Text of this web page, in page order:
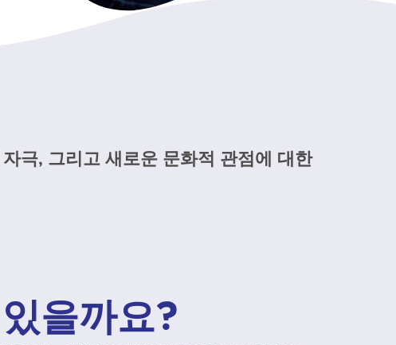
극, 그리고 새로운 문화적 관점에 대한
을까요?